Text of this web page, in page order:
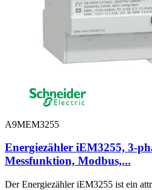
A9MEM3255
Energiezähler iEM3255, 3-
Messfunktion, Modbus,...
Der Energiezähler iEM3255 ist ein